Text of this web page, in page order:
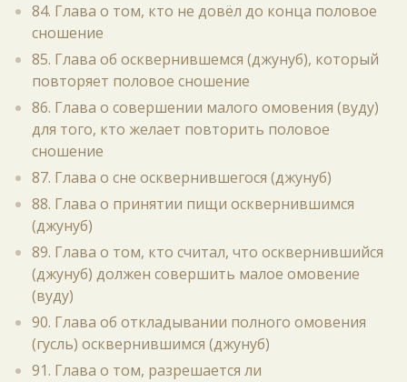
84. Глава о том, кто не довёл до конца половое
сношение
85. Глава об осквернившемся (джунуб), который
повторяет половое сношение
86. Глава о совершении малого омовения (вуду)
для того, кто желает повторить половое
сношение
87. Глава о сне осквернившегося (джунуб)
88. Глава о принятии пищи осквернившимся
(джунуб)
89. Глава о том, кто считал, что осквернившийся
(джунуб) должен совершить малое омовение
(вуду)
90. Глава об откладывании полного омовения
(гусль) осквернившимся (джунуб)
91. Глава о том, разрешается ли